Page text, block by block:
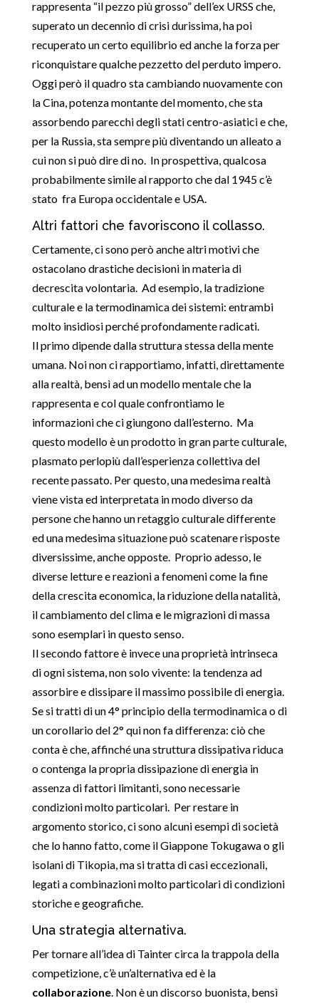
rappresenta “il pezzo più grosso” dell’ex URSS che,
superato un decennio di crisi durissima, ha poi
recuperato un certo equilibrio ed anche la forza per
riconquistare qualche pezzetto del perduto impero.
Oggi però il quadro sta cambiando nuovamente con
la Cina, potenza montante del momento, che sta
assorbendo parecchi degli stati centro-asiatici e che,
per la Russia, sta sempre più diventando un alleato a
cui non si può dire di no. In prospettiva, qualcosa
probabilmente simile al rapporto che dal 1945 c’è
stato fra Europa occidentale e USA.
Altri fattori che favoriscono il collasso.
Certamente, ci sono però anche altri motivi che
ostacolano drastiche decisioni in materia di
decrescita volontaria. Ad esempio, la tradizione
culturale e la termodinamica dei sistemi: entrambi
molto insidiosi perché profondamente radicati.
Il primo dipende dalla struttura stessa della mente
umana. Noi non ci rapportiamo, infatti, direttamente
alla realtà, bensì ad un modello mentale che la
rappresenta e col quale confrontiamo le
informazioni che ci giungono dall’esterno. Ma
questo modello è un prodotto in gran parte culturale,
plasmato perlopiù dall’esperienza collettiva del
recente passato. Per questo, una medesima realtà
viene vista ed interpretata in modo diverso da
persone che hanno un retaggio culturale differente
ed una medesima situazione può scatenare risposte
diversissime, anche opposte. Proprio adesso, le
diverse letture e reazioni a fenomeni come la fine
della crescita economica, la riduzione della natalità,
il cambiamento del clima e le migrazioni di massa
sono esemplari in questo senso.
Il secondo fattore è invece una proprietà intrinseca
di ogni sistema, non solo vivente: la tendenza ad
assorbire e dissipare il massimo possibile di energia.
Se si tratti di un 4° principio della termodinamica o di
un corollario del 2° qui non fa differenza: ciò che
conta è che, affinché una struttura dissipativa riduca
o contenga la propria dissipazione di energia in
assenza di fattori limitanti, sono necessarie
condizioni molto particolari. Per restare in
argomento storico, ci sono alcuni esempi di società
che lo hanno fatto, come il Giappone Tokugawa o gli
isolani di Tikopia, ma si tratta di casi eccezionali,
legati a combinazioni molto particolari di condizioni
storiche e geografiche.
Una strategia alternativa.
Per tornare all’idea di Tainter circa la trappola della
competizione, c’è un’alternativa ed è la
collaborazione. Non è un discorso buonista, bensì